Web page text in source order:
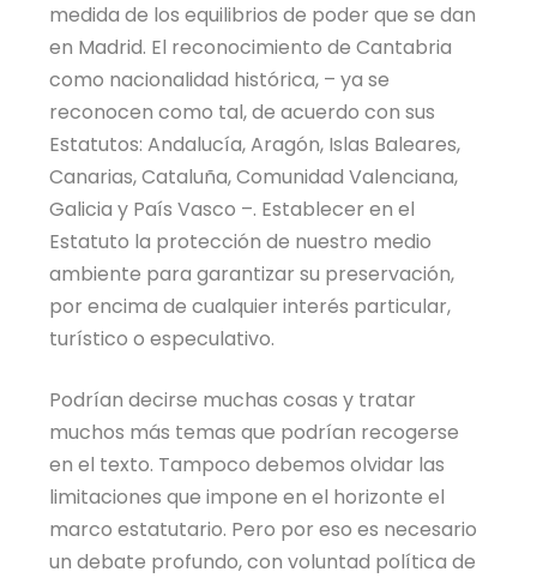
medida de los equilibrios de poder que se dan
en Madrid. El reconocimiento de Cantabria
como nacionalidad histórica, – ya se
reconocen como tal, de acuerdo con sus
Estatutos: Andalucía, Aragón, Islas Baleares,
Canarias, Cataluña, Comunidad Valenciana,
Galicia y País Vasco –. Establecer en el
Estatuto la protección de nuestro medio
ambiente para garantizar su preservación,
por encima de cualquier interés particular,
turístico o especulativo.
Podrían decirse muchas cosas y tratar
muchos más temas que podrían recogerse
en el texto. Tampoco debemos olvidar las
limitaciones que impone en el horizonte el
marco estatutario. Pero por eso es necesario
un debate profundo, con voluntad política de